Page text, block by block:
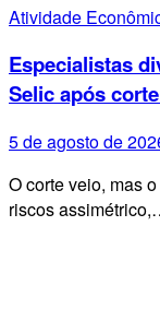
Atividade
Especialistas
Selic após
5 de agosto de
O corte veio, mas
riscos